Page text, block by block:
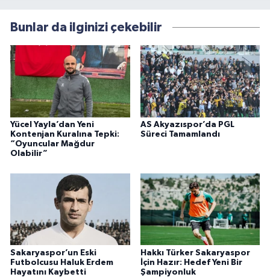
Bunlar da ilginizi çekebilir
Yücel Yayla’dan Yeni
Kontenjan Kuralına Tepki:
“Oyuncular Mağdur
Olabilir”
AS Akyazıspor’da PGL
Süreci Tamamlandı
Sakaryaspor’un Eski
Futbolcusu Haluk Erdem
Hayatını Kaybetti
Hakkı Türker Sakaryaspor
İçin Hazır: Hedef Yeni Bir
Şampiyonluk